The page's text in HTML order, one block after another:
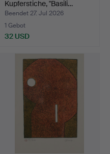
Kupferstiche, "Basili…
Beendet 27. Jul 2026
1 Gebot
32 USD